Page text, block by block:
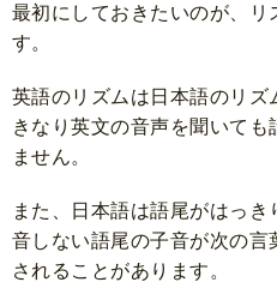
最初にしておきたいのが、
す。
英語のリズムは日本語のリ
きなり英文の音声を聞いて
ません。
また、日本語は語尾がはっ
音しない語尾の子音が次の
されることがあります。